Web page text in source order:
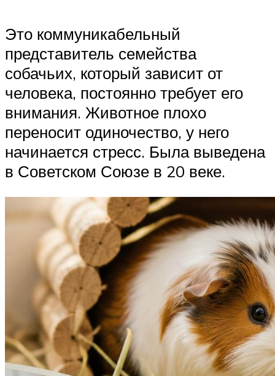
Это коммуникабельный
представитель семейства
собачьих, который зависит от
человека, постоянно требует его
внимания. Животное плохо
переносит одиночество, у него
начинается стресс. Была выведена
в Советском Союзе в 20 веке.